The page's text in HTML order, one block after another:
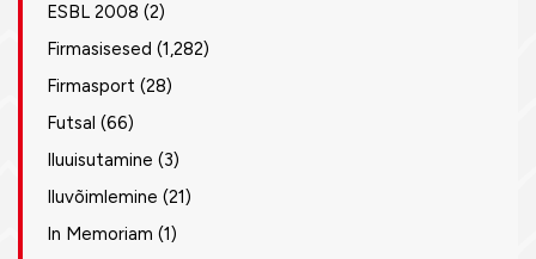
ESBL 2008 (2)
Firmasisesed (1,282)
Firmasport (28)
Futsal (66)
Iluuisutamine (3)
Iluvõimlemine (21)
In Memoriam (1)